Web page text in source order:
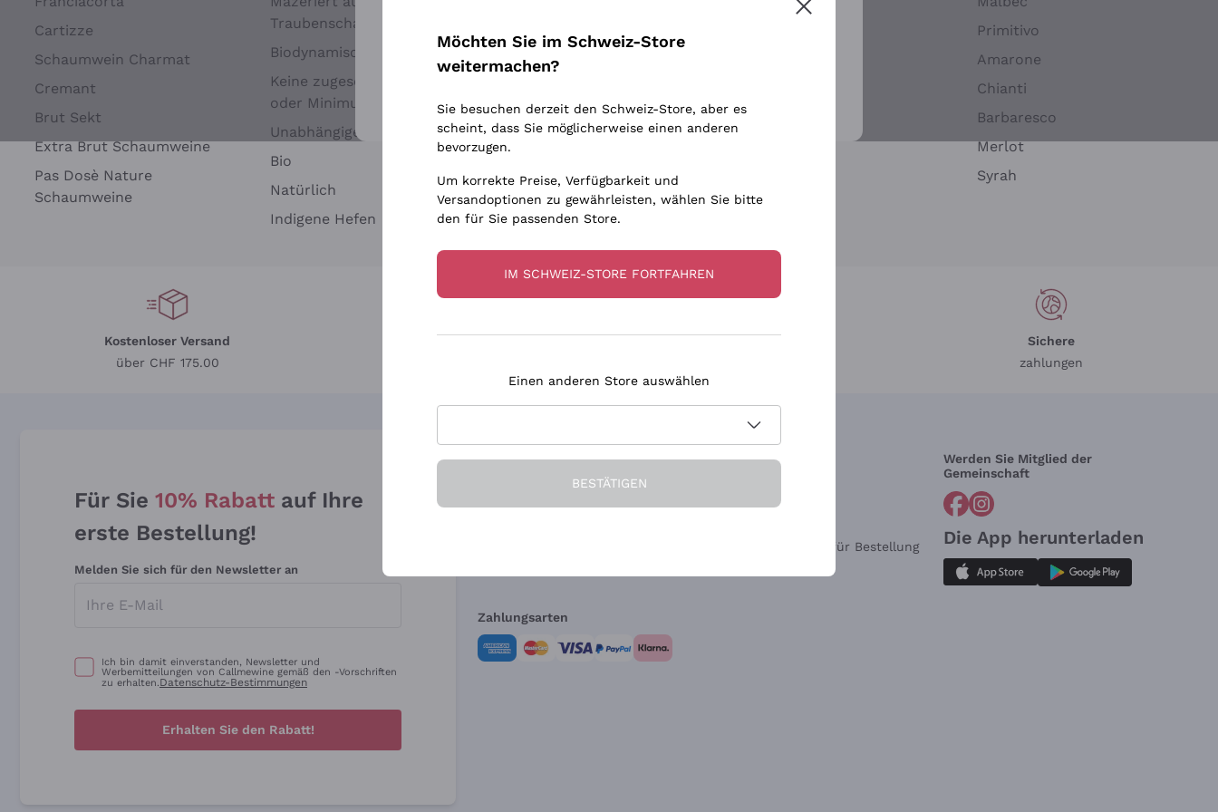
Cartizze
Schaumwein Charmat
Cremant
Brut Sekt
Extra Brut Schaumweine
Pas Dosè Nature
Schaumweine
Traubenschalen
Biodynamisch
Keine zugesetzten Sulfite
oder Minimum
Unabhängige Weinbauern
Bio
Natürlich
Indigene Hefen
Biondi Santi
Argiolas
Zenato
Ca' dei Frati
Chardonnay
Primitivo
Amarone
Chianti
Barbaresco
Merlot
Syrah
Kostenloser Versand
über CHF 175.00
Sichere
zahlungen
Für Sie 10% Rabatt auf Ihre
erste Bestellung!
Melden Sie sich für den Newsletter an
Ich bin damit einverstanden, Newsletter und
Werbemitteilungen von Callmewine gemäß den -Vorschriften
zu erhalten.Datenschutz-Bestimmungen
Erhalten Sie den Rabatt!
Die Firma Brauchen Sie Hilfe?
Widerrufsformular für Bestellung
Werden Sie Mitglied der
Gemeinschaft
Die App herunterladen
Zahlungsarten
Weitere Informationen finden Sie in unserem Datenschutz-Bestimmungen
Möchten Sie im Schweiz-Store
weitermachen?
Sie besuchen derzeit den Schweiz-Store, aber es
scheint, dass Sie möglicherweise einen anderen
bevorzugen.
Um korrekte Preise, Verfügbarkeit und
Versandoptionen zu gewährleisten, wählen Sie bitte
den für Sie passenden Store.
IM SCHWEIZ-STORE FORTFAHREN
Einen anderen Store auswählen
BESTÄTIGEN